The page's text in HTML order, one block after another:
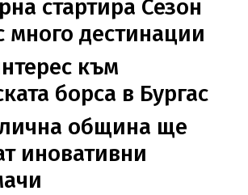
стартира Сезон
много дестинации
към
борса в Бургас
община ще
иновативни